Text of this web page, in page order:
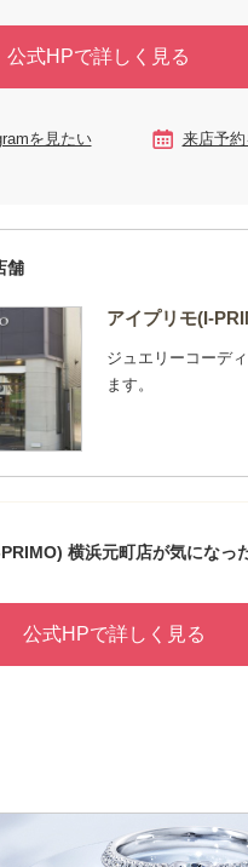
は「最初に訪れてよかった」と思
公式HPで詳しく見る
を見たい 来店予
舗
アイプリモ(I-
ジュエリーコーデ
ます。
横浜元町店が気になっ
公式HPで詳しく見る